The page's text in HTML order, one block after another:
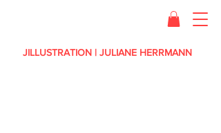
JILLUSTRATION | JULIANE HERRMANN